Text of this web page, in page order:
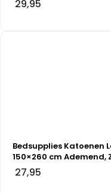
29,95
Bedsupplies Katoenen
150×260 cm
27,95